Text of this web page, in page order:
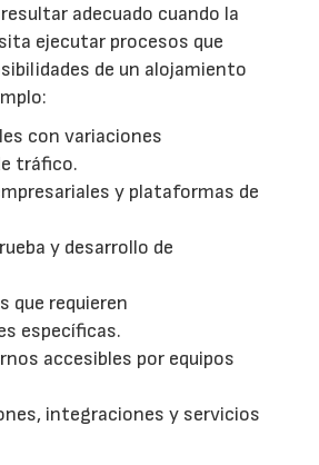
adecuado cuando la
ejecutar procesos que
de un alojamiento
con variaciones
tráfico.
y plataformas de
y desarrollo de
que requieren
específicas.
accesibles por equipos
integraciones y servicios